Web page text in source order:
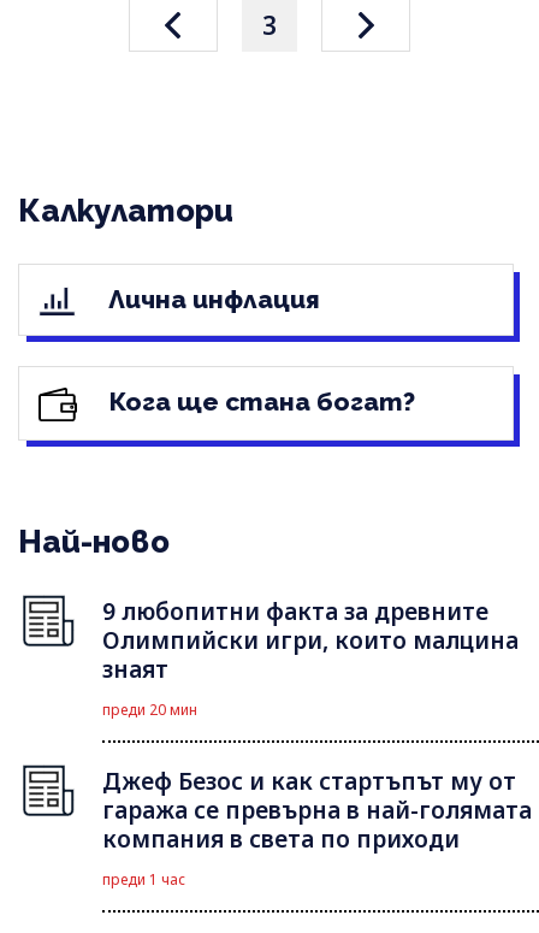
3
Калкулатори
Лична инфлация
Кога ще стана богат?
Най-ново
9 любопитни факта за древните
Олимпийски игри, които малцина
знаят
преди 20 мин
Джеф Безос и как стартъпът му от
гаража се превърна в най-голямата
компания в света по приходи
преди 1 час